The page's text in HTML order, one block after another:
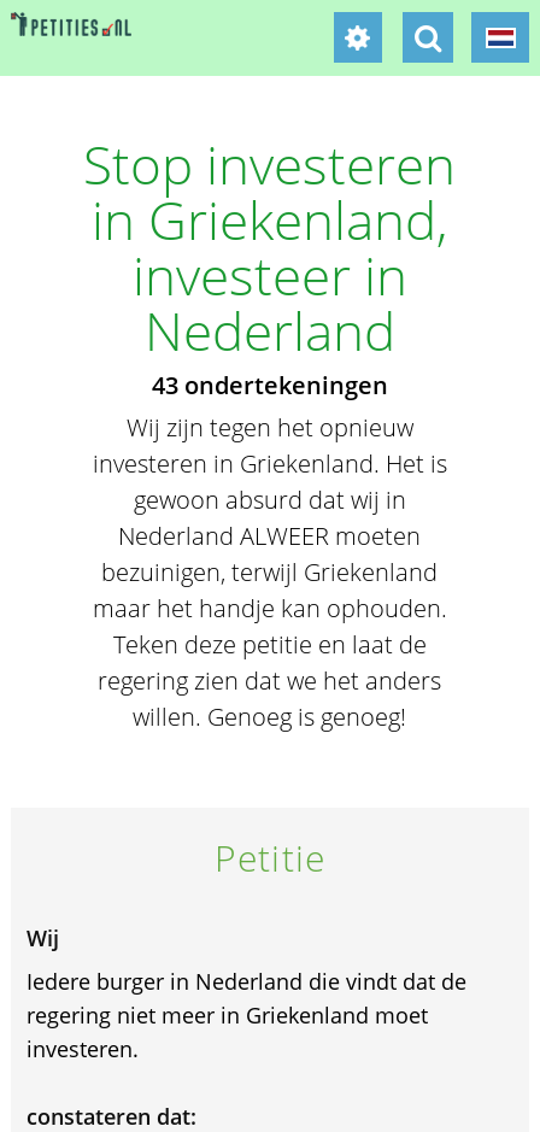
Stop investeren
in Griekenland,
investeer in
Nederland
43 ondertekeningen
Wij zijn tegen het opnieuw
investeren in Griekenland. Het is
gewoon absurd dat wij in
Nederland ALWEER moeten
bezuinigen, terwijl Griekenland
maar het handje kan ophouden.
Teken deze petitie en laat de
regering zien dat we het anders
willen. Genoeg is genoeg!
Petitie
Wij
Iedere burger in Nederland die vindt dat de
regering niet meer in Griekenland moet
investeren.
constateren dat: